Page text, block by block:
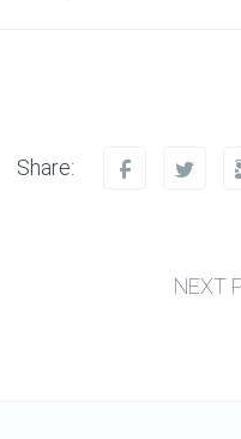
Share:
NEXT